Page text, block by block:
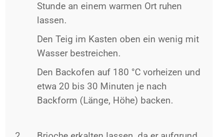
Stunde an einem warmen Ort ruhen
lassen.
Den Teig im Kasten oben ein wenig mit
Wasser bestreichen.
Den Backofen auf 180 °C vorheizen und
etwa 20 bis 30 Minuten je nach
Backform (Länge, Höhe) backen.